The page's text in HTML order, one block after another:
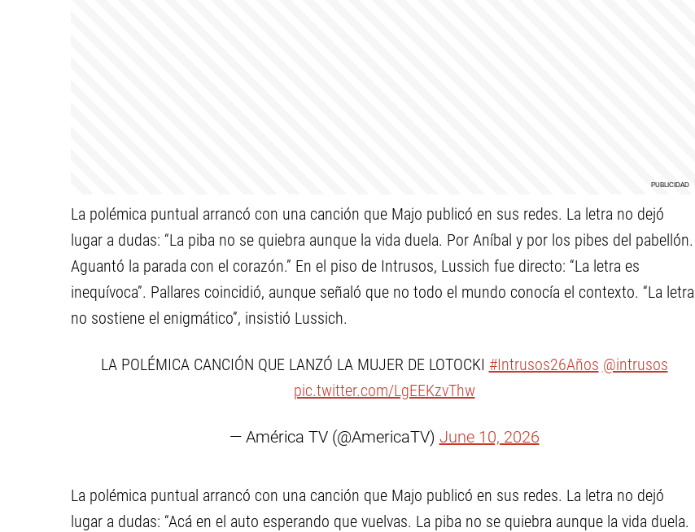
La polémica puntual arrancó con una canción que Majo publicó en sus redes. La letra no dejó
lugar a dudas: “La piba no se quiebra aunque la vida duela. Por Aníbal y por los pibes del pabellón.
Aguantó la parada con el corazón.” En el piso de Intrusos, Lussich fue directo: “La letra es
inequívoca”. Pallares coincidió, aunque señaló que no todo el mundo conocía el contexto. “La letra
no sostiene el enigmático”, insistió Lussich.
LA POLÉMICA CANCIÓN QUE LANZÓ LA MUJER DE LOTOCKI #Intrusos26Años @intrusos
pic.twitter.com/LgEEKzvThw
— América TV (@AmericaTV) June 10, 2026
La polémica puntual arrancó con una canción que Majo publicó en sus redes. La letra no dejó
lugar a dudas: “Acá en el auto esperando que vuelvas. La piba no se quiebra aunque la vida duela.